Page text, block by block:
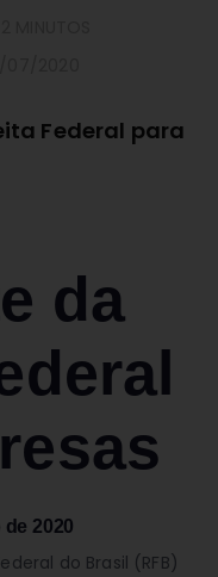
Federal para
da
2020
do Brasil (RFB)